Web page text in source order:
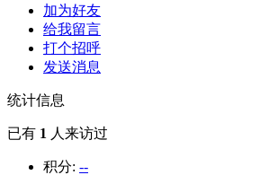
加为好友
给我留言
打个招呼
发送消息
统计信息
已有 1 人来访过
积分: --